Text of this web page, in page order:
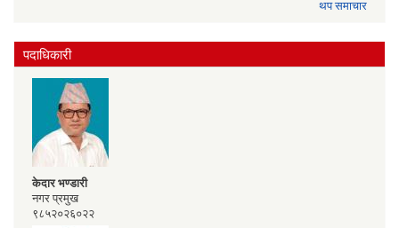
थप समाचार
पदाधिकारी
केदार भण्डारी
नगर प्रमुख
९८५२०२६०२२